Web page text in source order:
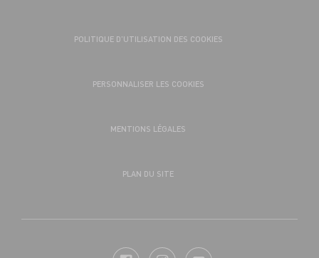
POLITIQUE D’UTILISATION DES COOKIES
PERSONNALISER LES COOKIES
MENTIONS LÉGALES
PLAN DU SITE